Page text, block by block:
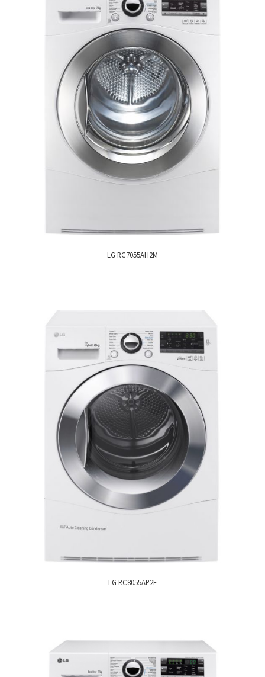
LG RC7055AH2M
LG RC8055AP2F